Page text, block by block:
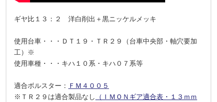
ギヤ比１３：２ 洋白削出＋黒ニッケルメッキ
使用台車・・・ＤＴ１９・ＴＲ２９（台車中央部・軸穴要加
工）※
使用車種・・・キハ１０系・キハ０７系等
適合ボルスター： ＦＭ４００５
※ＴＲ２９は適合製品なし （ＩＭＯＮギア適合表・１３ｍｍ